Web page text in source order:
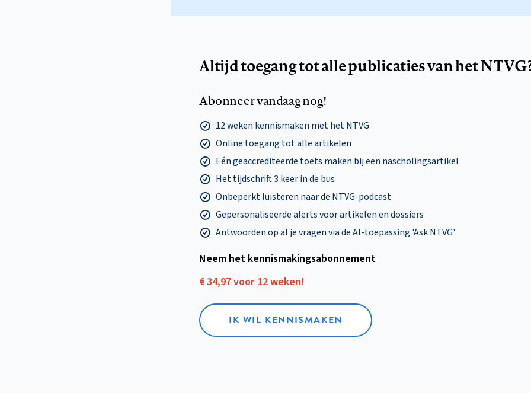
Altijd toegang tot alle publicaties van het
Abonneer vandaag nog!
12 weken kennismaken met het NTVG
Online toegang tot alle artikelen
Eén geaccrediteerde toets maken bij een nascholingsartikel
Het tijdschrift 3 keer in de bus
Onbeperkt luisteren naar de NTVG-podcast
Gepersonaliseerde alerts voor artikelen en dossiers
Antwoorden op al je vragen via de AI-toepassing 'Ask NTVG'
Neem het kennismakings­abonnement
€ 34,97 voor 12 weken!
IK WIL KENNISMAKEN